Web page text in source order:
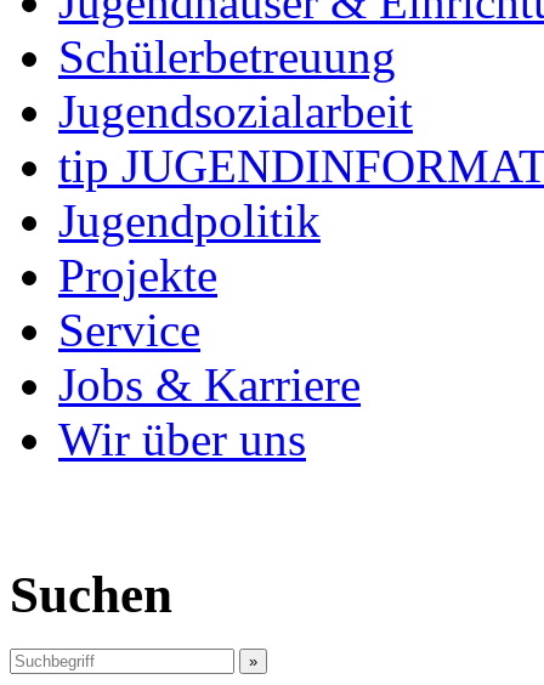
Schülerbetreuung
Jugendsozialarbeit
tip
Jugendpolitik
Projekte
Service
Jobs & Karriere
Wir über uns
Suchen